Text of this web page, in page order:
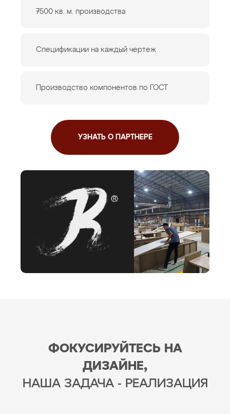
7500 кв. м. производства
Спецификации на каждый чертеж
Производство компонентов по ГОСТ
УЗНАТЬ О ПАРТНЕРЕ
ФОКУСИРУЙТЕСЬ НА
ДИЗАЙНЕ,
НАША ЗАДАЧА - РЕАЛИЗАЦИЯ